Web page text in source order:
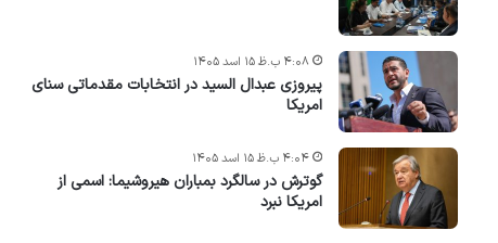
پیروزی عبدال السید در انتخابات مقدماتی سنای
امریکا
۴:۰۸ ب.ظ ۱۵ اسد ۱۴۰۵
گوترش در سالگرد بمباران هیروشیما: اسمی از
امریکا نبرد
۴:۰۴ ب.ظ ۱۵ اسد ۱۴۰۵